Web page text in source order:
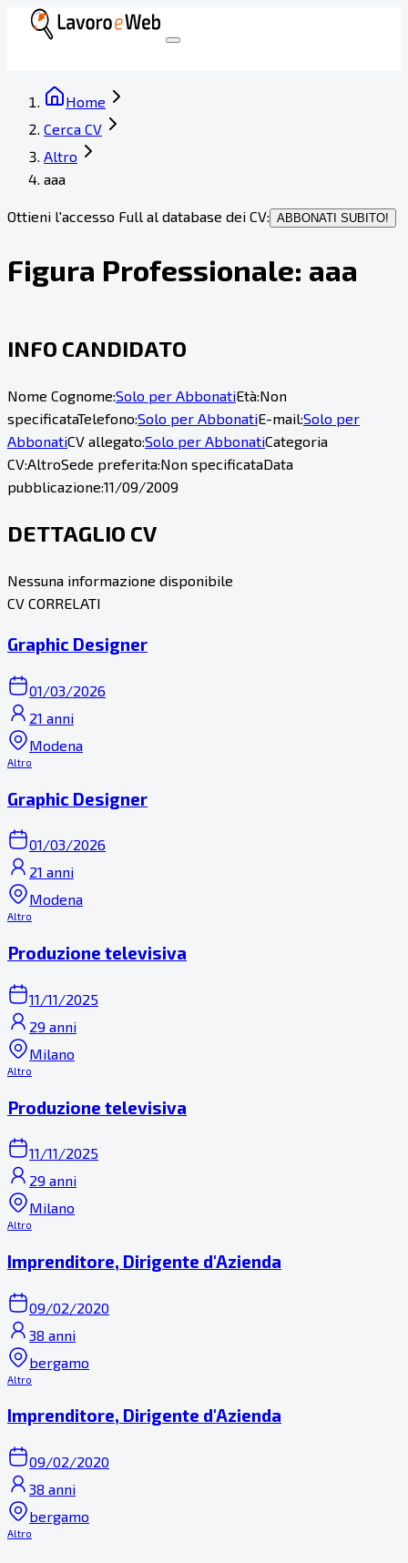
Home
Cerca CV
Altro
aaa
Ottieni l'accesso Full al database dei CV: ABBONATI SUBITO!
Figura Professionale: aaa
INFO CANDIDATO
Nome Cognome:Solo per AbbonatiEtà:Non
specificataTelefono:Solo per AbbonatiE-mail:Solo per
AbbonatiCV allegato:Solo per AbbonatiCategoria
CV:AltroSede preferita:Non specificataData
pubblicazione:11/09/2009
DETTAGLIO CV
Nessuna informazione disponibile
CV CORRELATI
Graphic Designer
01/03/2026
21 anni
Modena
Altro
Graphic Designer
01/03/2026
21 anni
Modena
Altro
Produzione televisiva
11/11/2025
29 anni
Milano
Altro
Produzione televisiva
11/11/2025
29 anni
Milano
Altro
Imprenditore, Dirigente d'Azienda
09/02/2020
38 anni
bergamo
Altro
Imprenditore, Dirigente d'Azienda
09/02/2020
38 anni
bergamo
Altro